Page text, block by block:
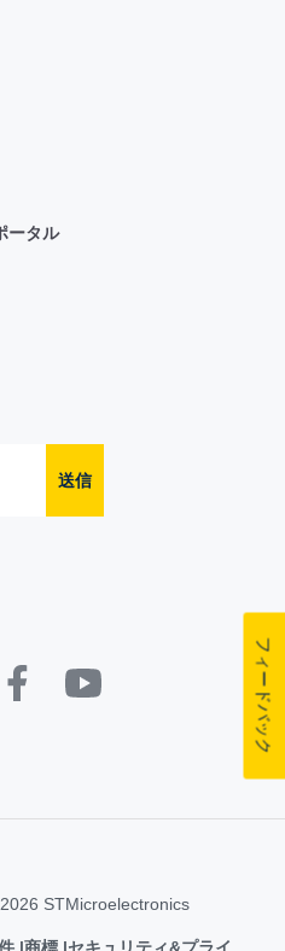
ータル
送信
STMicroelectronics
フィードバック